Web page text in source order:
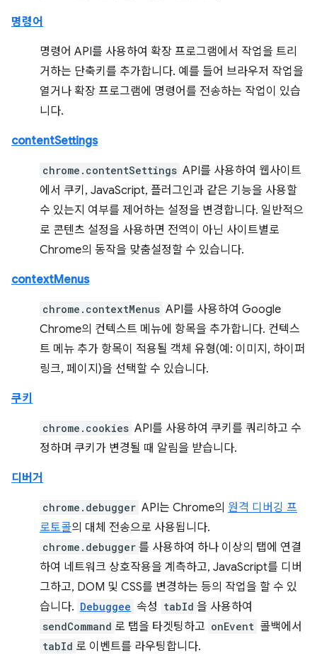
명령어
명령어 API를 사용하여 확장 프로그램에서 작업을 트리
거하는 단축키를 추가합니다. 예를 들어 브라우저 작업을
열거나 확장 프로그램에 명령어를 전송하는 작업이 있습
니다.
contentSettings
chrome.contentSettings API를 사용하여 웹사이트
에서 쿠키, JavaScript, 플러그인과 같은 기능을 사용할
수 있는지 여부를 제어하는 설정을 변경합니다. 일반적으
로 콘텐츠 설정을 사용하면 전역이 아닌 사이트별로
Chrome의 동작을 맞춤설정할 수 있습니다.
contextMenus
chrome.contextMenus API를 사용하여 Google
Chrome의 컨텍스트 메뉴에 항목을 추가합니다. 컨텍스
트 메뉴 추가 항목이 적용될 객체 유형(예: 이미지, 하이퍼
링크, 페이지)을 선택할 수 있습니다.
쿠키
chrome.cookies API를 사용하여 쿠키를 쿼리하고 수
정하며 쿠키가 변경될 때 알림을 받습니다.
디버거
chrome.debugger API는 Chrome의 원격 디버깅 프
로토콜의 대체 전송으로 사용됩니다.
chrome.debugger 를 사용하여 하나 이상의 탭에 연결
하여 네트워크 상호작용을 계측하고, JavaScript를 디버
그하고, DOM 및 CSS를 변경하는 등의 작업을 할 수 있
습니다. Debuggee 속성 tabId 을 사용하여
sendCommand 로 탭을 타겟팅하고 onEvent 콜백에서
tabId 로 이벤트를 라우팅합니다.